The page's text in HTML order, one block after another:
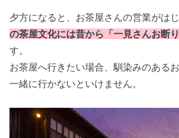
夕方になると、お茶屋さんの営業がは
の茶屋文化には昔から「一見さんお断り
す。
お茶屋へ行きたい場合、馴染みのある
一緒に行かないといけません。